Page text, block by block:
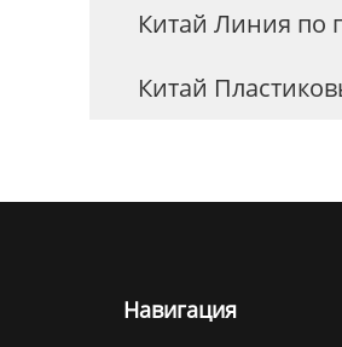
Китай Линия по
Китай
Навигация